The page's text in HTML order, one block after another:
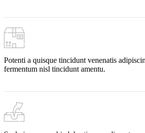
Potenti a quisque tincidunt venenatis
fermentum nisl tincidunt amentu.